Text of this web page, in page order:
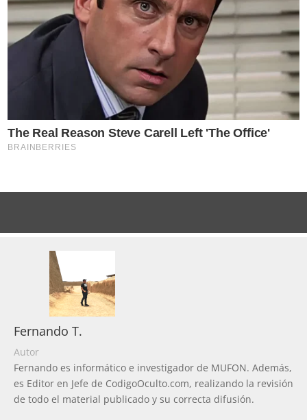
Fernando T.
Autor
Fernando es informático e investigador de MUFON. Además,
es Editor en Jefe de CodigoOculto.com, realizando la revisión
de todo el material publicado y su correcta difusión.